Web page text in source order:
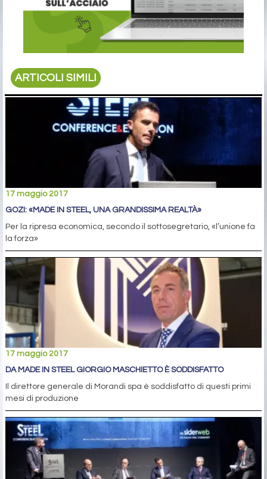
ARTICOLI SIMILI
17 maggio 2017
GOZI: «MADE IN STEEL, UNA GRANDISSIMA REALTÀ»
Per la ripresa economica, secondo il sottosegretario, «l’unione fa
la forza»
17 maggio 2017
DA MADE IN STEEL GIORGIO MASCHIETTO È SODDISFATTO
Il direttore generale di Morandi spa è soddisfatto di questi primi
mesi di produzione